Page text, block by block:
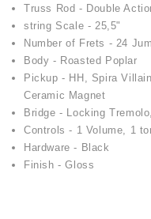
Truss Rod - Double
string Scale - 25,5"
Number of Frets - 24
Body - Roasted Poplar
Pickup - HH, Spira
Ceramic Magnet
Bridge - Locking
Controls - 1 Volume, 1
Hardware - Black
Finish - Gloss